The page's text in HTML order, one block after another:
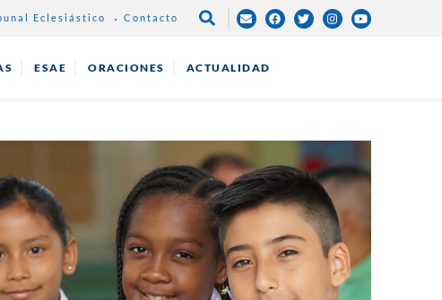
Eclesiástico Contacto
ESAE ORACIONES ACTUALIDAD